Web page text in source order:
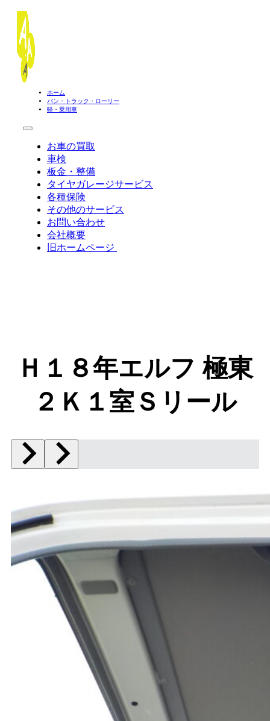
ホーム
バン・トラック・ローリー
軽・乗用車
お車の買取
車検
板金・整備
タイヤガレージサービス
各種保険
その他のサービス
お問い合わせ
会社概要
旧ホームページ
Ｈ１８年エルフ 極東
２Ｋ１室Ｓリール